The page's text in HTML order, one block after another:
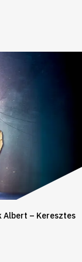
Albert – Keresztes